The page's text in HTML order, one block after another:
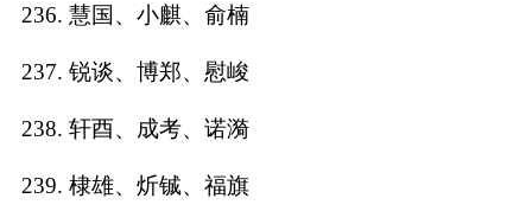
236. 慧国、小麒、俞楠
237. 锐谈、博郑、慰峻
238. 轩酉、成考、诺漪
239. 棣雄、炘铖、福旗